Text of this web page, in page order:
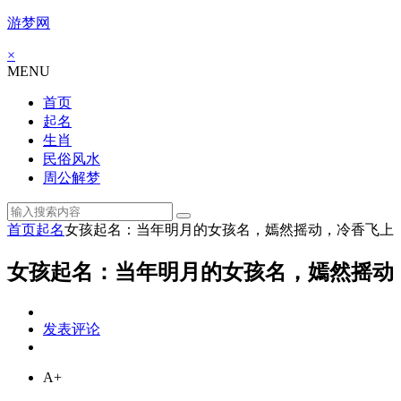
游梦网
×
MENU
首页
起名
生肖
民俗风水
周公解梦
首页起名女孩起名：当年明月的女孩名，嫣然摇动，冷香飞上
女孩起名：当年明月的女孩名，嫣然摇动
发表评论
A+